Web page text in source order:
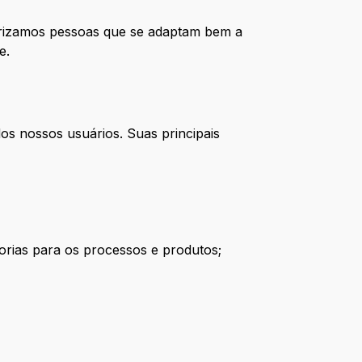
pessoas que se adaptam bem a
nossos usuários. Suas principais
para os processos e produtos;